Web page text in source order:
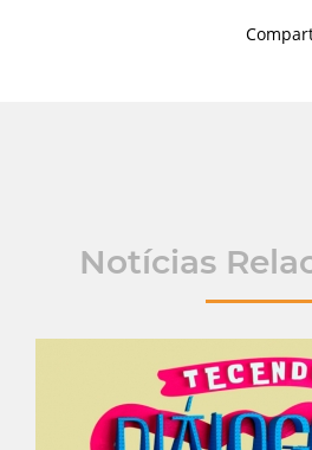
Notícias